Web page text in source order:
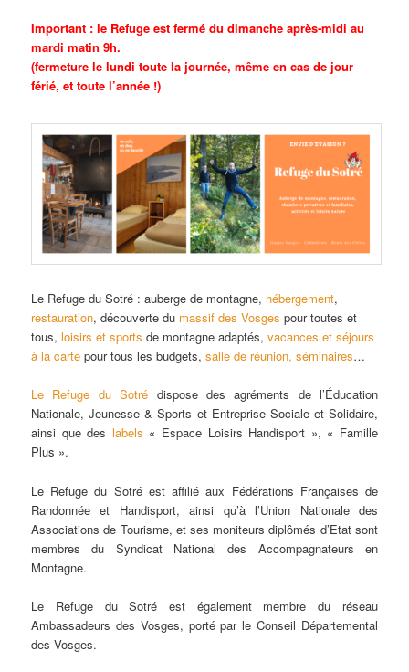
Important : le Refuge est fermé du dimanche après-midi au
mardi matin 9h.
(fermeture le lundi toute la journée, même en cas de jour
férié, et toute l’année !)
Le Refuge du Sotré : auberge de montagne, hébergement,
restauration, découverte du massif des Vosgespour toutes et
tous,loisirs et sports de montagne adaptés,vacances et séjours
à la carte pour tous les budgets,salle de réunion, séminaires…
Le Refuge du Sotré dispose des agréments de l’Éducation
Nationale, Jeunesse & Sports et Entreprise Sociale et Solidaire,
ainsi que des labels « Espace Loisirs Handisport », « Famille
Plus ».
Le Refuge du Sotré est affilié aux Fédérations Françaises de
Randonnée et Handisport, ainsi qu’à l’Union Nationale des
Associations de Tourisme, et ses moniteurs diplômés d’Etat sont
membres du Syndicat National des Accompagnateurs en
Montagne.
Le Refuge du Sotré est également membre du réseau
Ambassadeurs des Vosges, porté par le Conseil Départemental
des Vosges.